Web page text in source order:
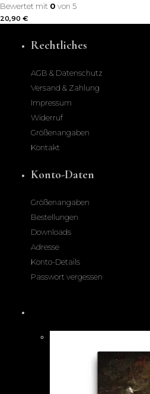
Bewertet mit 0 von 5
20,90 €
Rechtliches
AGB & Datenschutz
Versand & Zahlung
Impressum
Widerruf
Größenangaben
Kontakt
Konto-Daten
Größenangaben
Bestellungen
Downloads
Adresse
Konto-Details
Passwort vergessen